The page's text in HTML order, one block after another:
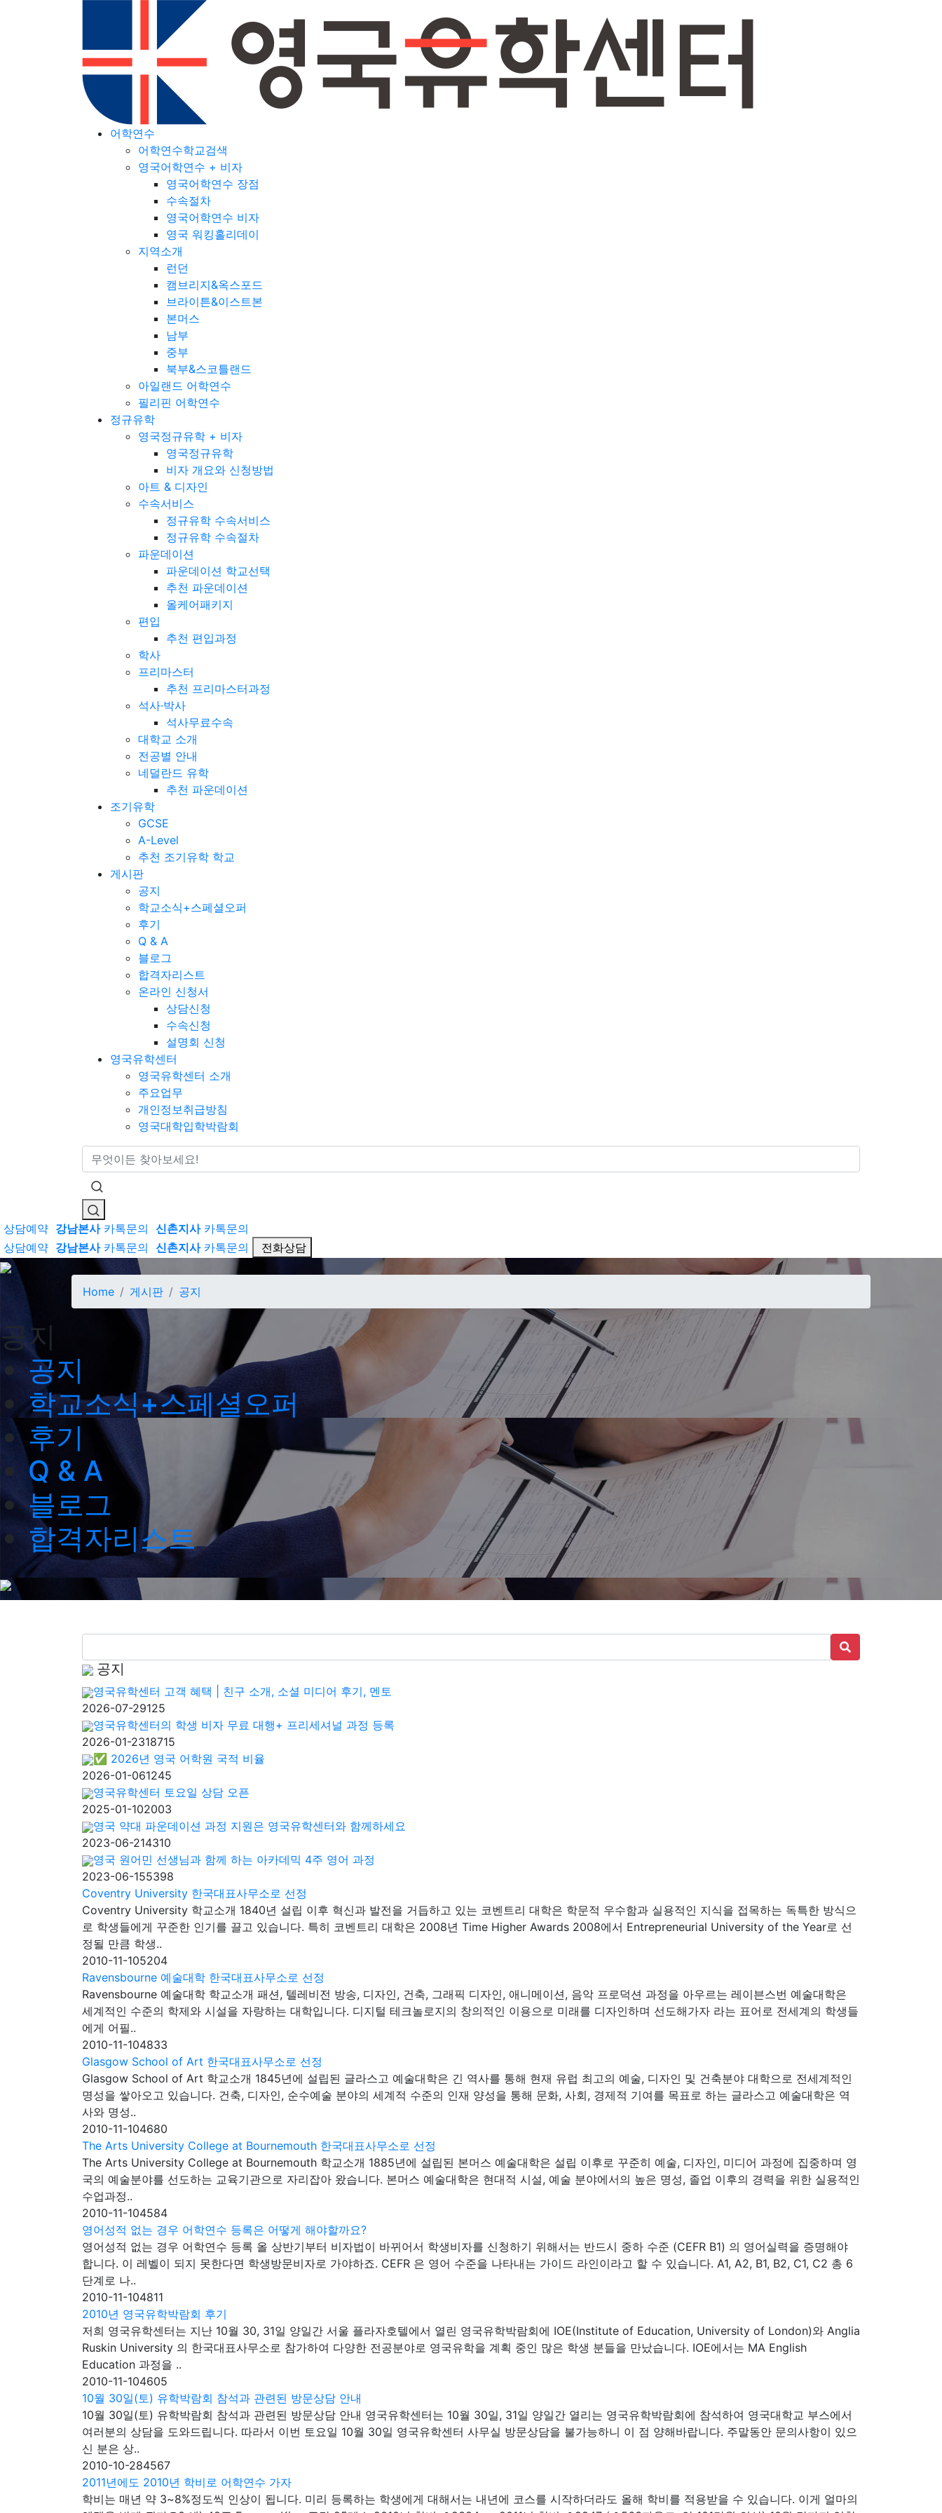
어학연수
어학연수학교검색
영국어학연수 + 비자
영국어학연수 장점
수속절차
영국어학연수 비자
영국 워킹홀리데이
지역소개
런던
캠브리지&옥스포드
브라이튼&이스트본
본머스
남부
중부
북부&스코틀랜드
아일랜드 어학연수
필리핀 어학연수
정규유학
영국정규유학 + 비자
영국정규유학
비자 개요와 신청방법
아트 & 디자인
수속서비스
정규유학 수속서비스
정규유학 수속절차
파운데이션
파운데이션 학교선택
추천 파운데이션
올케어패키지
편입
추천 편입과정
학사
프리마스터
추천 프리마스터과정
석사·박사
석사무료수속
대학교 소개
전공별 안내
네덜란드 유학
추천 파운데이션
조기유학
GCSE
A-Level
추천 조기유학 학교
게시판
공지
학교소식+스페셜오퍼
후기
Q & A
블로그
합격자리스트
온라인 신청서
상담신청
수속신청
설명회 신청
영국유학센터
영국유학센터 소개
주요업무
개인정보취급방침
영국대학입학박람회
통합검색
상담예약 강남본사카톡문의 신촌지사카톡문의
상담예약 강남본사카톡문의 신촌지사카톡문의 전화상담
Home 게시판 공지
공지
공지
학교소식+스페셜오퍼
후기
Q & A
블로그
합격자리스트
공지
영국유학센터 고객 혜택 | 친구 소개, 소셜 미디어 후기, 멘토
2026-07-29125
영국유학센터의 학생 비자 무료 대행+ 프리세셔널 과정 등록
2026-01-2318715
✅ 2026년 영국 어학원 국적 비율
2026-01-061245
영국유학센터 토요일 상담 오픈
2025-01-102003
영국 약대 파운데이션 과정 지원은 영국유학센터와 함께하세요
2023-06-214310
영국 원어민 선생님과 함께 하는 아카데믹 4주 영어 과정
2023-06-155398
Coventry University 한국대표사무소로 선정
Coventry University 학교소개 1840년 설립 이후 혁신과 발전을 거듭하고 있는 코벤트리 대학은 학문적 우수함과 실용적인 지식을 접목하는 독특한 방식으
로 학생들에게 꾸준한 인기를 끌고 있습니다. 특히 코벤트리 대학은 2008년 Time Higher Awards 2008에서 Entrepreneurial University of the Year로 선
정될 만큼 학생..
2010-11-105204
Ravensbourne 예술대학 한국대표사무소로 선정
Ravensbourne 예술대학 학교소개 패션, 텔레비전 방송, 디자인, 건축, 그래픽 디자인, 애니메이션, 음악 프로덕션 과정을 아우르는 레이븐스번 예술대학은
세계적인 수준의 학제와 시설을 자랑하는 대학입니다. 디지털 테크놀로지의 창의적인 이용으로 미래를 디자인하며 선도해가자 라는 표어로 전세계의 학생들
에게 어필..
2010-11-104833
Glasgow School of Art 한국대표사무소로 선정
Glasgow School of Art 학교소개 1845년에 설립된 글라스고 예술대학은 긴 역사를 통해 현재 유럽 최고의 예술, 디자인 및 건축분야 대학으로 전세계적인
명성을 쌓아오고 있습니다. 건축, 디자인, 순수예술 분야의 세계적 수준의 인재 양성을 통해 문화, 사회, 경제적 기여를 목표로 하는 글라스고 예술대학은 역
사와 명성..
2010-11-104680
The Arts University College at Bournemouth 한국대표사무소로 선정
The Arts University College at Bournemouth 학교소개 1885년에 설립된 본머스 예술대학은 설립 이후로 꾸준히 예술, 디자인, 미디어 과정에 집중하며 영
국의 예술분야를 선도하는 교육기관으로 자리잡아 왔습니다. 본머스 예술대학은 현대적 시설, 예술 분야에서의 높은 명성, 졸업 이후의 경력을 위한 실용적인
수업과정..
2010-11-104584
영어성적 없는 경우 어학연수 등록은 어떻게 해야할까요?
영어성적 없는 경우 어학연수 등록 올 상반기부터 비자법이 바뀌어서 학생비자를 신청하기 위해서는 반드시 중하 수준 (CEFR B1) 의 영어실력을 증명해야
합니다. 이 레벨이 되지 못한다면 학생방문비자로 가야하죠. CEFR 은 영어 수준을 나타내는 가이드 라인이라고 할 수 있습니다. A1, A2, B1, B2, C1, C2 총 6
단계로 나..
2010-11-104811
2010년 영국유학박람회 후기
저희 영국유학센터는 지난 10월 30, 31일 양일간 서울 플라자호텔에서 열린 영국유학박람회에 IOE(Institute of Education, University of London)와 Anglia
Ruskin University 의 한국대표사무소로 참가하여 다양한 전공분야로 영국유학을 계획 중인 많은 학생 분들을 만났습니다. IOE에서는 MA English
Education 과정을 ..
2010-11-104605
10월 30일(토) 유학박람회 참석과 관련된 방문상담 안내
10월 30일(토) 유학박람회 참석과 관련된 방문상담 안내 영국유학센터는 10월 30일, 31일 양일간 열리는 영국유학박람회에 참석하여 영국대학교 부스에서
여러분의 상담을 도와드립니다. 따라서 이번 토요일 10월 30일 영국유학센터 사무실 방문상담을 불가능하니 이 점 양해바랍니다. 주말동안 문의사항이 있으
신 분은 상..
2010-10-284567
2011년에도 2010년 학비로 어학연수 가자
학비는 매년 약 3~8%정도씩 인상이 됩니다. 미리 등록하는 학생에게 대해서는 내년에 코스를 시작하더라도 올해 학비를 적용받을 수 있습니다. 이게 얼마의